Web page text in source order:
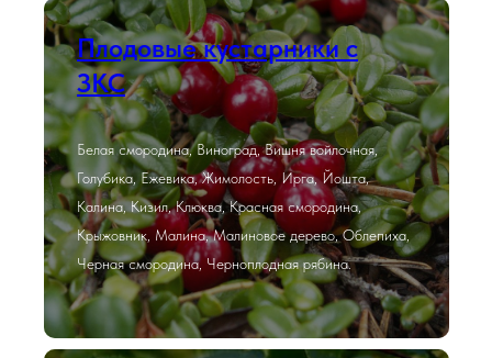
Плодовые кустарники с
ЗКС
Белая смородина, Виноград, Вишня войлочная,
Голубика, Ежевика, Жимолость, Ирга, Йошта,
Калина, Кизил, Клюква, Красная смородина,
Крыжовник, Малина, Малиновое дерево, Облепиха,
Черная смородина, Черноплодная рябина.